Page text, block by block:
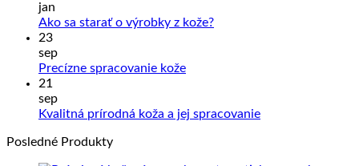
jan
Ako sa starať o výrobky z kože?Žiadne
o
23
sep
Precízne spracovanie kožeŽiadne
Precízne
21
sep
Kvalitná prírodná koža a jej spracovanieŽiadne
Posledné Produkty